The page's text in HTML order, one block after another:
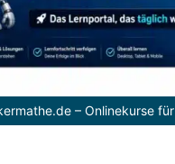
– Onlinekurse